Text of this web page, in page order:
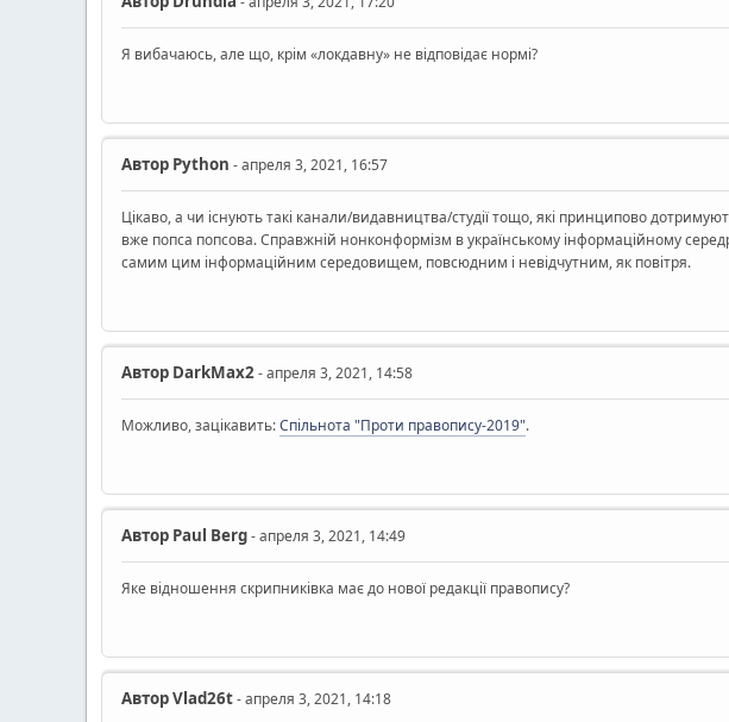
Я вибачаюсь, але що, крім «локдавну» не відповідає нормі?
Автор Python - апреля 3, 2021, 16:57
Цікаво, а чи існують такі канали/видавництва/студії тощо, які принципово
вже попса попсова. Справжній нонконформізм в українському інформаційному
самим цим інформаційним середовищем, повсюдним і невідчутним, як повітря.
Автор DarkMax2- апреля 3, 2021, 14:58
Можливо, зацікавить:Спільнота "Проти правопису-2019".
Автор Paul Berg- апреля 3, 2021, 14:49
Яке відношення скрипниківка має до нової редакції правопису?
АвторVlad26t- апреля 3, 2021, 14:18